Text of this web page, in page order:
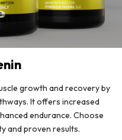
growth and recovery by
It offers increased
endurance. Choose
and proven results.